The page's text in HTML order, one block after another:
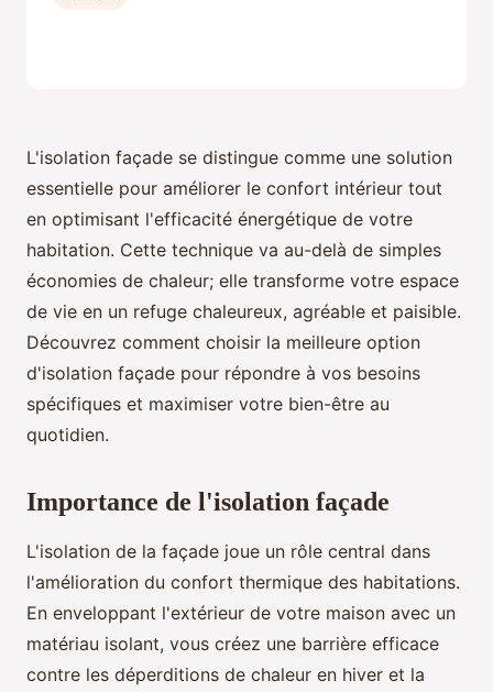
L'isolation façade se distingue comme une solution
essentielle pour améliorer le confort intérieur tout
en optimisant l'efficacité énergétique de votre
habitation. Cette technique va au-delà de simples
économies de chaleur; elle transforme votre espace
de vie en un refuge chaleureux, agréable et paisible.
Découvrez comment choisir la meilleure option
d'isolation façade pour répondre à vos besoins
spécifiques et maximiser votre bien-être au
quotidien.
Importance de l'isolation façade
L'isolation de la façade joue un rôle central dans
l'amélioration du confort thermique des habitations.
En enveloppant l'extérieur de votre maison avec un
matériau isolant, vous créez une barrière efficace
contre les déperditions de chaleur en hiver et la